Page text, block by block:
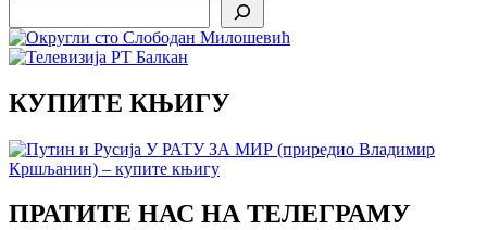
КУПИТЕ КЊИГУ
ПРАТИТЕ НАС НА ТЕЛЕГРАМУ